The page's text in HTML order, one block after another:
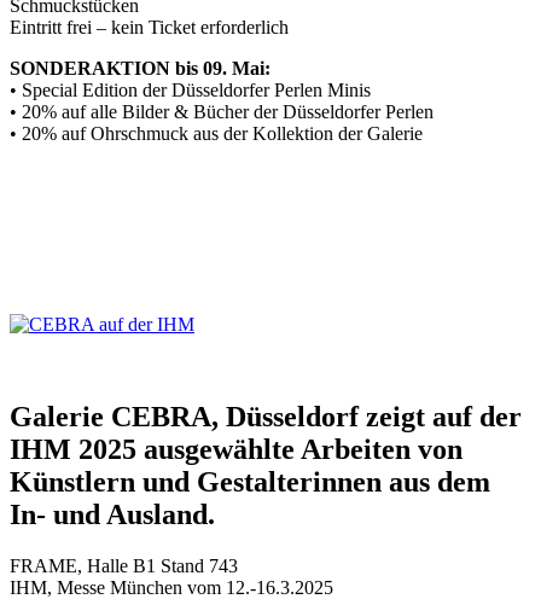
Schmuckstücken
Eintritt frei – kein Ticket erforderlich
SONDERAKTION bis 09. Mai:
• Special Edition der Düsseldorfer Perlen Minis
• 20% auf alle Bilder & Bücher der Düsseldorfer Perlen
• 20% auf Ohrschmuck aus der Kollektion der Galerie
Galerie CEBRA, Düsseldorf zeigt auf der
IHM 2025 ausgewählte Arbeiten von
Künstlern und Gestalterinnen aus dem
In- und Ausland.
FRAME, Halle B1 Stand 743
IHM, Messe München vom 12.-16.3.2025